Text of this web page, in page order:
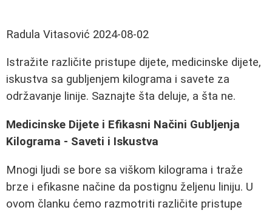
Radula Vitasović 2024-08-02
Istražite različite pristupe dijete, medicinske dijete,
iskustva sa gubljenjem kilograma i savete za
održavanje linije. Saznajte šta deluje, a šta ne.
Medicinske Dijete i Efikasni Načini Gubljenja
Kilograma - Saveti i Iskustva
Mnogi ljudi se bore sa viškom kilograma i traže
brze i efikasne načine da postignu željenu liniju. U
ovom članku ćemo razmotriti različite pristupe